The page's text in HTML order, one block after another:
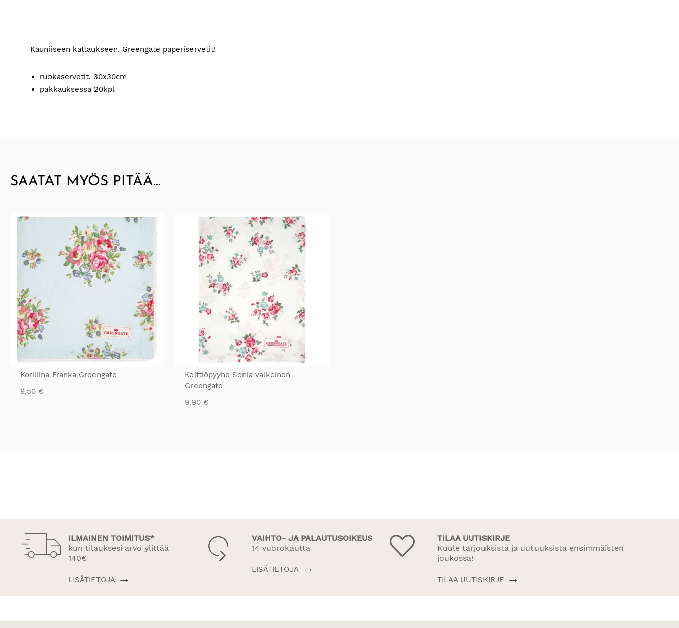
Kauniiseen kattaukseen, Greengate paperiservetit!
ruokaservetit, 30x30cm
pakkauksessa 20kpl
SAATAT MYÖS PITÄÄ...
Koriliina Franka Greengate
9,50 €
Keittiöpyyhe Sonia valkoinen
Greengate
9,90 €
ILMAINEN TOIMITUS*
kun tilauksesi arvo ylittää
140€
LISÄTIETOJA
VAIHTO- JA PALAUTUSOIKEUS
14 vuorokautta
LISÄTIETOJA
TILAA UUTISKIRJE
Kuule tarjouksista ja uutuuksista ensimmäisten
joukossa!
TILAA UUTISKIRJE